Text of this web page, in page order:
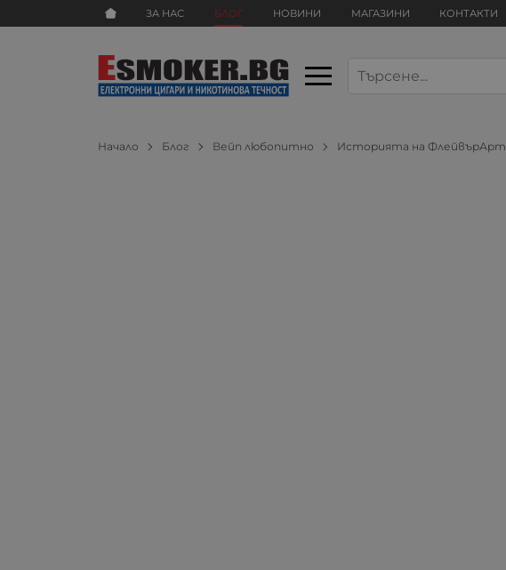
ЗА НАС БЛОГ НОВИНИ МАГАЗИНИ КОНТАКТИ
Начало Блог Вейп любопитно Историята на ФлейвърАрт